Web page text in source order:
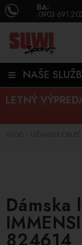
BA:
0903 691
NAŠE
LETNÝ
ÚVOD LYŽIARSKE
Dámska